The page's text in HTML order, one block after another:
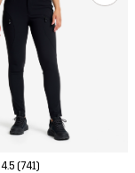
4.5 (741)